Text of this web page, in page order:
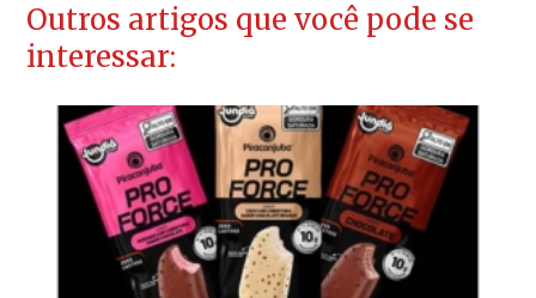
Outros artigos que você pode se
interessar: